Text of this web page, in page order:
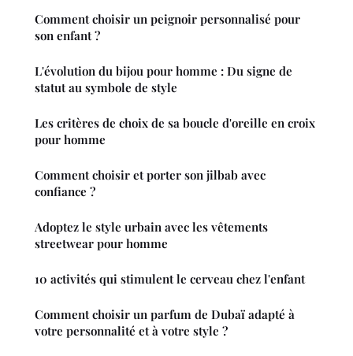
Comment choisir un peignoir personnalisé pour
son enfant ?
L'évolution du bijou pour homme : Du signe de
statut au symbole de style
Les critères de choix de sa boucle d'oreille en croix
pour homme
Comment choisir et porter son jilbab avec
confiance ?
Adoptez le style urbain avec les vêtements
streetwear pour homme
10 activités qui stimulent le cerveau chez l'enfant
Comment choisir un parfum de Dubaï adapté à
votre personnalité et à votre style ?